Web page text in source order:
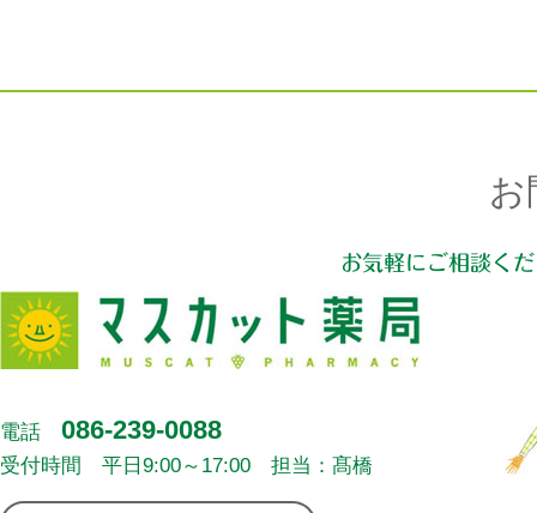
お
お気軽にご相談く
電話 086-239-0088
受付時間 平日9:00～17:00 担当：髙橋